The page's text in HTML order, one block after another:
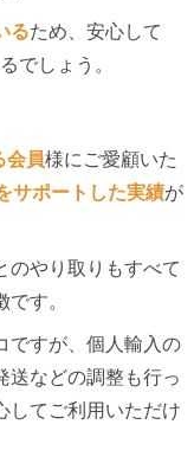
るため、安心して
でしょう。
会員様にご愛顧いた
サポートした実績が
のやり取りもすべて
す。
ですが、個人輸入の
送などの調整も行っ
してご利用いただけ